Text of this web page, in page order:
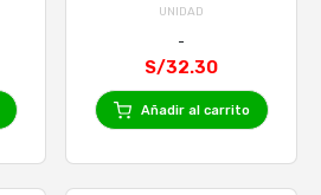
UNIDAD
S/32.30
Añadir al carrito